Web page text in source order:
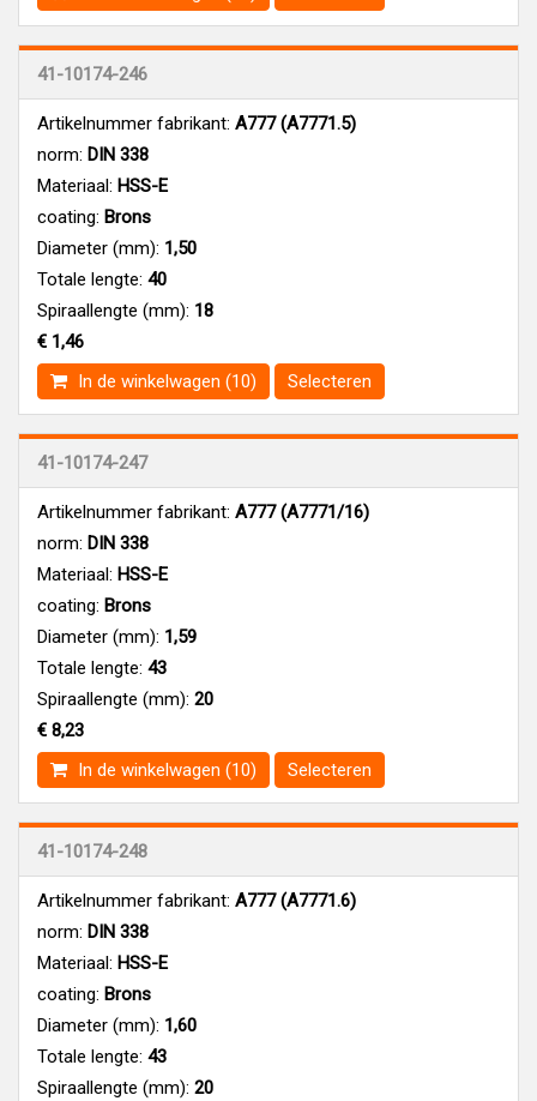
41-10174-246
Artikelnummer fabrikant: A777 (A7771.5)
norm: DIN 338
Materiaal: HSS-E
coating: Brons
Diameter (mm): 1,50
Totale lengte: 40
Spiraallengte (mm): 18
€ 1,46
In de winkelwagen (10)
Selecteren
41-10174-247
Artikelnummer fabrikant: A777 (A7771/16)
norm: DIN 338
Materiaal: HSS-E
coating: Brons
Diameter (mm): 1,59
Totale lengte: 43
Spiraallengte (mm): 20
€ 8,23
In de winkelwagen (10)
Selecteren
41-10174-248
Artikelnummer fabrikant: A777 (A7771.6)
norm: DIN 338
Materiaal: HSS-E
coating: Brons
Diameter (mm): 1,60
Totale lengte: 43
Spiraallengte (mm): 20